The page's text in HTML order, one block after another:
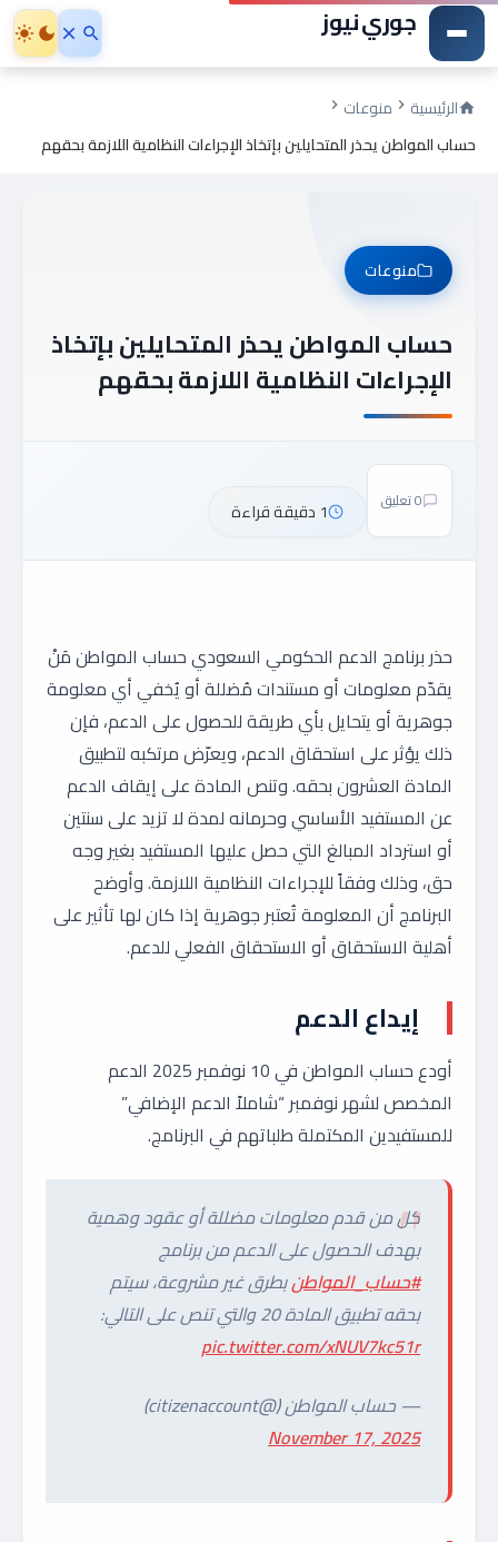
جوري نيوز
الرئيسية
منوعات
حساب المواطن يحذر المتحايلين بإتخاذ الإجراءات النظامية اللازمة بحقهم
منوعات
حساب المواطن يحذر المتحايلين بإتخاذ
الإجراءات النظامية اللازمة بحقهم
0 تعليق 1 دقيقة قراءة
حذر برنامج الدعم الحكومي السعودي حساب المواطن مَنْ
يقدّم معلومات أو مستندات مُضللة أو يُخفي أي معلومة
جوهرية أو يتحايل بأي طريقة للحصول على الدعم، فإن
ذلك يؤثر على استحقاق الدعم، ويعرّض مرتكبه لتطبيق
المادة العشرون بحقه. وتنص المادة على إيقاف الدعم
عن المستفيد الأساسي وحرمانه لمدة لا تزيد على سنتين
أو استرداد المبالغ التي حصل عليها المستفيد بغير وجه
حق، وذلك وفقاً للإجراءات النظامية اللازمة. وأوضح
البرنامج أن المعلومة تُعتبر جوهرية إذا كان لها تأثير على
أهلية الاستحقاق أو الاستحقاق الفعلي للدعم.
إيداع الدعم
أودع حساب المواطن في 10 نوفمبر 2025 الدعم
المخصص لشهر نوفمبر “شاملاً الدعم الإضافي”
للمستفيدين المكتملة طلباتهم في البرنامج.
كل من قدم معلومات مضللة أو عقود وهمية
بهدف الحصول على الدعم من برنامج
#حساب_المواطنبطرق غير مشروعة، سيتم
بحقه تطبيق المادة 20 والتي تنص على التالي:
pic.twitter.com/xNUV7kc51r
— حساب المواطن (@citizenaccount)
November 17, 2025